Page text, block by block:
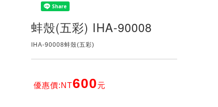
蚌殼(五彩) IHA-90008
IHA-90008蚌殼(五彩)
優惠價:NT600元